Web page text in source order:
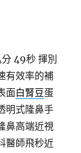
分 49秒 揮別
有效率的補
面白腎豆蛋
明式隆鼻手
鼻高端近視
醫師飛秒近